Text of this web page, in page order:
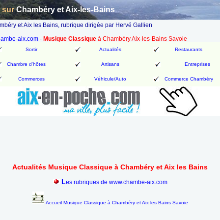
surChambéry et Aix-les-Bains
et Aix les Bains, rubrique dirigée par Hervé Gallien
aix.com - Musique Classique à Chambéry Aix-les-Bains Savoie
Sortir Actualités Restaurants
Chambre d'hôtes Artisans Entreprises
Commerces Véhicule/Auto Commerce Chambéry
Actualités Musique Classique à Chambéry et Aix les Bains
Les rubriques de www.chambe-aix.com
Accueil Musique Classique à Chambéry et Aix les Bains Savoie